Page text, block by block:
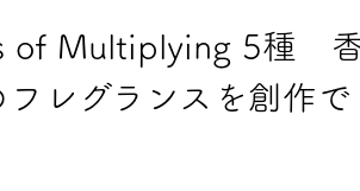
of Multiplying 5種
フレグランスを創作